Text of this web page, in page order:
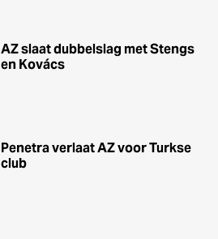
AZ slaat dubbelslag met Stengs
en Kovács
Penetra verlaat AZ voor Turkse
club